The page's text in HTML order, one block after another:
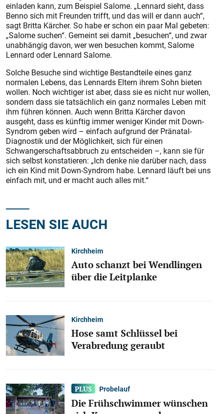
einladen kann, zum Beispiel Salome. „Lennard sieht, dass
Benno sich mit Freunden trifft, und das will er dann auch“,
sagt Britta Kärcher. So habe er schon ein paar Mal gebeten:
„Salome suchen“. Gemeint sei damit „besuchen“, und zwar
unabhängig davon, wer wen besuchen kommt, Salome
Lennard oder Lennard Salome.
Solche Besuche sind wichtige Bestandteile eines ganz
normalen Lebens, das Lennards Eltern ihrem Sohn bieten
wollen. Noch wichtiger ist aber, dass sie es nicht nur wollen,
sondern dass sie tatsächlich ein ganz normales Leben mit
ihm führen können. Auch wenn Britta Kärcher davon
ausgeht, dass es künftig immer weniger Kinder mit Down-
Syndrom geben wird – einfach aufgrund der Pränatal-
Diagnostik und der Möglichkeit, sich für einen
Schwangerschaftsabbruch zu entscheiden –, kann sie für
sich selbst konstatieren: „Ich denke nie darüber nach, dass
ich ein Kind mit Down-Syndrom habe. Lennard läuft bei uns
einfach mit, und er macht auch alles mit.“
LESEN SIE AUCH
Kirchheim
Auto schanzt bei Wendlingen
über die Leitplanke
Kirchheim
Hose samt Schlüssel bei
Verabredung geraubt
Probelauf
Die Frühschwimmer wünschen